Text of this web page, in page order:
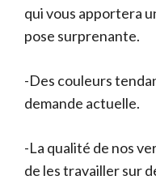
qui vous apportera
pose surprenante.
-Des couleurs
demande actuelle.
-La qualité de nos
de les travailler sur